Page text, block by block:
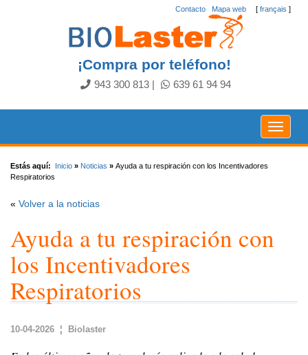
[ français ]
Contacto Mapa web
¡Compra por teléfono!
943 300 813 639 61 94 94
Toggle
Estás aquí: Inicio » Noticias » Ayuda a tu respiración con los Incentivadores
Respiratorios
« Volver a la noticias
Ayuda a tu respiración con
los Incentivadores
Respiratorios
10-04-2026 ¦ Biolaster